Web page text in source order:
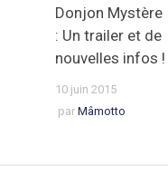
Donjon Mystère
: Un trailer et de
nouvelles infos !
10 juin 2015
par Mâmotto